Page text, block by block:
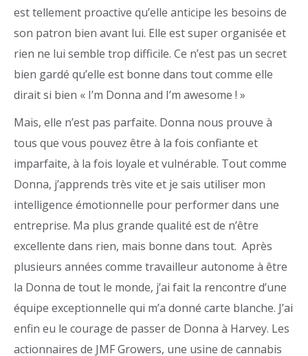
est tellement proactive qu’elle anticipe les besoins de
son patron bien avant lui. Elle est super organisée et
rien ne lui semble trop difficile. Ce n’est pas un secret
bien gardé qu’elle est bonne dans tout comme elle
dirait si bien « I’m Donna and I’m awesome ! »
Mais, elle n’est pas parfaite. Donna nous prouve à
tous que vous pouvez être à la fois confiante et
imparfaite, à la fois loyale et vulnérable. Tout comme
Donna, j’apprends très vite et je sais utiliser mon
intelligence émotionnelle pour performer dans une
entreprise. Ma plus grande qualité est de n’être
excellente dans rien, mais bonne dans tout. Après
plusieurs années comme travailleur autonome à être
la Donna de tout le monde, j’ai fait la rencontre d’une
équipe exceptionnelle qui m’a donné carte blanche. J’ai
enfin eu le courage de passer de Donna à Harvey. Les
actionnaires de JMF Growers, une usine de cannabis